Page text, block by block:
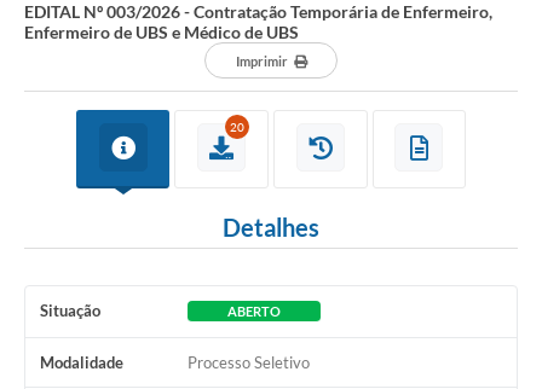
Covid-19
Sala Mineira do Empreendedor
PAD
EDITAL Nº 003/2026 - Contratação Temporária de Enfermeiro,
Enfermeiro de UBS e Médico de UBS
Imprimir
20
Detalhes
Situação ABERTO
Modalidade Processo Seletivo